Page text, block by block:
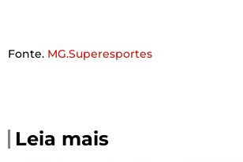
Fonte. MG.Superesportes
Leia mais